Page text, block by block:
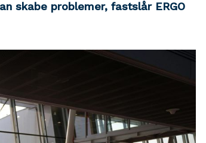
skabe problemer, fastslår ERGO